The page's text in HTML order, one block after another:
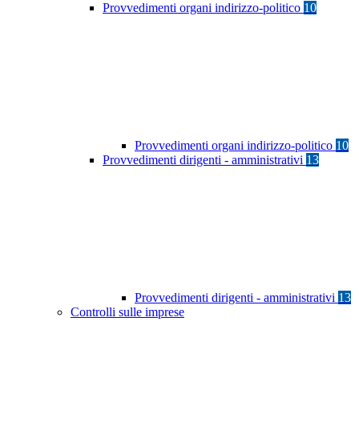
Provvedimenti organi indirizzo-politico 10
Provvedimenti organi indirizzo-politico 10
Provvedimenti dirigenti - amministrativi 13
Provvedimenti dirigenti - amministrativi 13
Controlli sulle imprese